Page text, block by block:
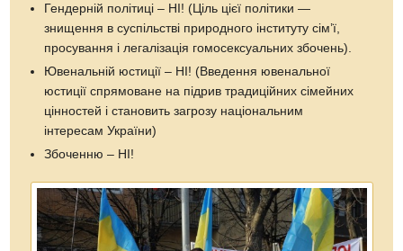
Гендерній політиці – НІ! (Ціль цієї політики —
знищення в суспільстві природного інституту сім’ї,
просування і легалізація гомосексуальних збочень).
Ювенальній юстиції – НІ! (Введення ювенальної
юстиції спрямоване на підрив традиційних сімейних
цінностей і становить загрозу національним
інтересам України)
Збоченню – НІ!